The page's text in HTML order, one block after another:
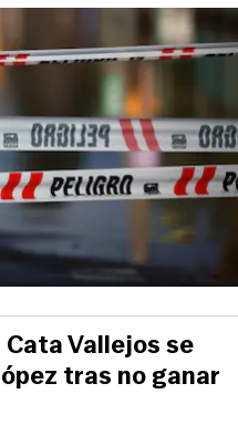
Cata Vallejos se
tras no ganar